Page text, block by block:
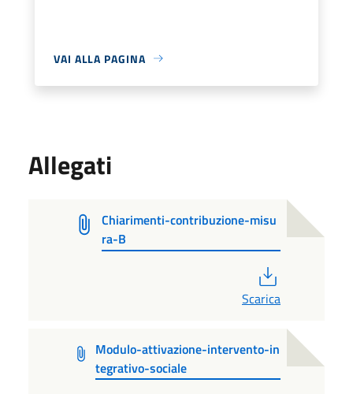
VAI ALLA PAGINA
Allegati
Chiarimenti-contribuzione-misu
ra-B
Scarica
Modulo-attivazione-intervento-in
tegrativo-sociale